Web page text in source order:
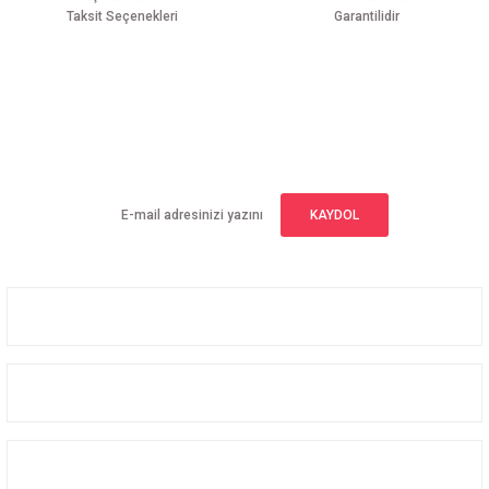
Taksit Seçenekleri
Garantilidir
KAYDOL